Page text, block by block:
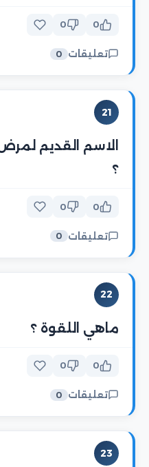
0
0
تعليقات 0
21
الاسم القديم لمرض
؟
0
0
تعليقات 0
22
ماهي اللقوة ؟
0
0
تعليقات 0
23